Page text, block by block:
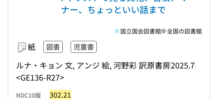
ナー、ちょっといい話まで
紙 図書 児童書
ルナ・キョン 文, アンジ 絵, 河野彩 訳原書房2025.7
<GE136-R27>
国立国会図書館 全国の図書館
NDC10版 302.21